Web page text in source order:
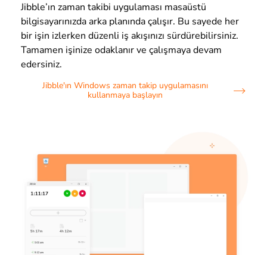
Jibble’ın zaman takibi uygulaması masaüstü
bilgisayarınızda arka planında çalışır. Bu sayede her
bir işin izlerken düzenli iş akışınızı sürdürebilirsiniz.
Tamamen işinize odaklanır ve çalışmaya devam
edersiniz.
Jibble'ın Windows zaman takip uygulamasını
kullanmaya başlayın